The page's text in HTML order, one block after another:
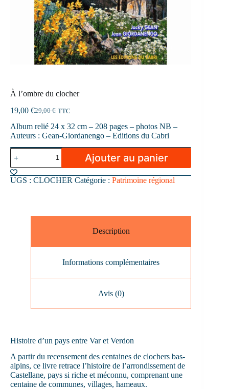
À l’ombre du clocher
29,00€
Le
prix
initial
29,00 €.
19,00 €Le
prix
actuel
19,00 €.
TTC
Album relié 24 x 32 cm – 208 pages – photos NB –
Auteurs : Gean-Giordanengo – Editions du Cabri
quantité
de
À
l'ombre
Ajouter au panier
UGS : CLOCHER Catégorie : Patrimoine régional
Description
Informations complémentaires
Avis (0)
Histoire d’un pays entre Var et Verdon
A partir du recensement des centaines de clochers bas-
alpins, ce livre retrace l’histoire de l’arrondissement de
Castellane, pays si riche et méconnu, comprenant une
centaine de communes, villages, hameaux.